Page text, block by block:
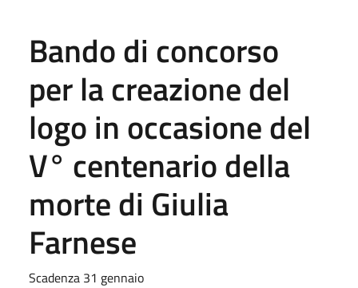
Bando di concorso
per la creazione del
logo in occasione del
V° centenario della
morte di Giulia
Farnese
Scadenza 31 gennaio